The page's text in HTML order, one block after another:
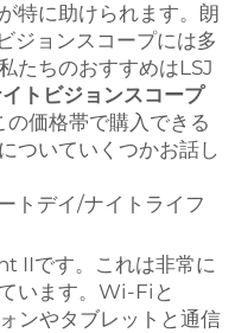
特に助けられます。朗
ジョンスコープには多
たちのおすすめはLSJ
トビジョンスコープ
価格帯で購入できる
ついていくつかお話し
トデイ/ナイトライフ
IIです。これは非常に
います。Wi-Fiと
ンやタブレットと通信